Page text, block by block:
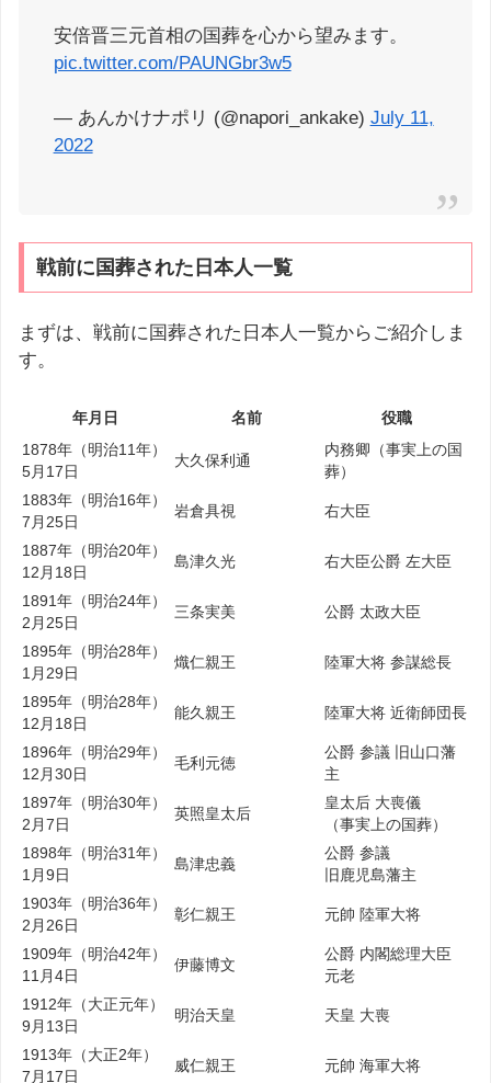
安倍晋三元首相の国葬を心から望みます。
pic.twitter.com/PAUNGbr3w5
— あんかけナポリ (@napori_ankake) July 11,
2022
戦前に国葬された日本人一覧
まずは、戦前に国葬された日本人一覧からご紹介しま
す。
年月日 名前
役職
1878年（明治11年）
5月17日
大久保利通
内務卿（事実上の国
葬）
1883年（明治16年）
7月25日
岩倉具視 右大臣
1887年（明治20年）
12月18日
島津久光 右大臣公爵 左大臣
1891年（明治24年）
2月25日
三条実美 公爵 太政大臣
1895年（明治28年）
1月29日
熾仁親王 陸軍大将 参謀総長
1895年（明治28年）
12月18日
能久親王 陸軍大将 近衛師団長
1896年（明治29年）
12月30日
毛利元徳
公爵 参議 旧山口藩
主
1897年（明治30年）
2月7日
英照皇太后
皇太后 大喪儀
（事実上の国葬）
1898年（明治31年）
1月9日
島津忠義
公爵 参議
旧鹿児島藩主
1903年（明治36年）
2月26日
彰仁親王 元帥 陸軍大将
1909年（明治42年）
11月4日
伊藤博文
公爵 内閣総理大臣
元老
1912年（大正元年）
9月13日
明治天皇 天皇 大喪
1913年（大正2年）
7月17日
威仁親王 元帥 海軍大将